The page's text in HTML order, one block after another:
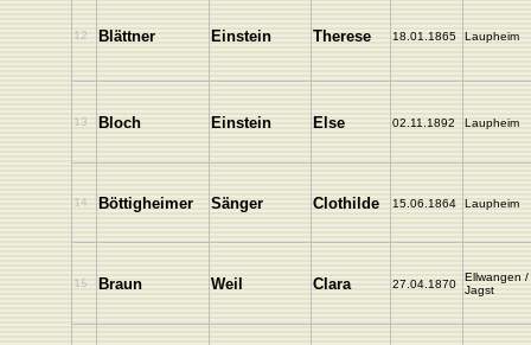
12 Blättner Einstein Therese 18.01.1865 Laupheim
13 Bloch Einstein Else 02.11.1892 Laupheim
14 Böttigheimer Sänger Clothilde 15.06.1864 Laupheim
15 Braun Weil Clara 27.04.1870
Ellwangen /
Jagst